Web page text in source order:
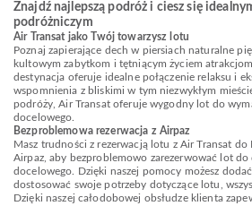
Znajdź najlepszą podróż i ciesz się
podróżniczym
Air Transat jako Twój towarzysz lotu
Poznaj zapierające dech w piersiach naturalne
kultowym zabytkom i tętniącym życiem
destynacja oferuje idealne połączenie relaksu i
wspomnienia z bliskimi w tym niezwykłym
podróży, Air Transat oferuje wygodny lot do
docelowego.
Bezproblemowa rezerwacja z Airpaz
Masz trudności z rezerwacją lotu z Air Transat do
Airpaz, aby bezproblemowo zarezerwować lot
docelowego. Dzięki naszej pomocy możesz
dostosować swoje potrzeby dotyczące lotu,
Dzięki naszej całodobowej obsłudze klienta